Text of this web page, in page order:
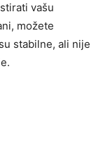
vašu
možete
stabilne, ali nije